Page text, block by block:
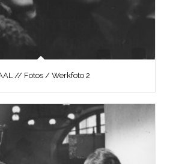
// Fotos / Werkfoto 2